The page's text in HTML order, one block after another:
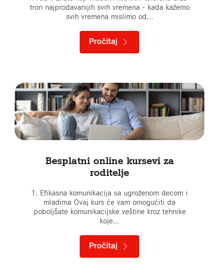
tron najprodavanijih svih vremena - kada kažemo
svih vremena mislimo od…
Pročitaj
Besplatni online kursevi za
roditelje
1. Efikasna komunikacija sa ugroženom decom i
mladima Ovaj kurs će vam omogućiti da
poboljšate komunikacijske veštine kroz tehnike
koje…
Pročitaj